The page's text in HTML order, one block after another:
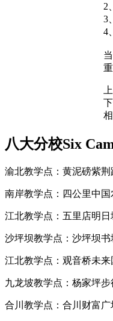
2
3
4
八大分校Six
渝北教学点：黄泥磅紫荆
南岸教学点：四公里中国
江北教学点：五里店明日
沙坪坝教学点：沙坪坝
江北教学点：观音桥未
九龙坡教学点：杨家坪步
合川教学点：合川财富